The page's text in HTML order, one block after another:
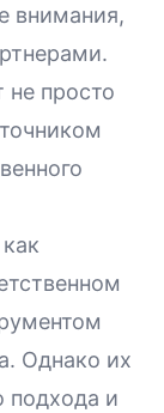
внимания,
не просто
Однако их
подхода и